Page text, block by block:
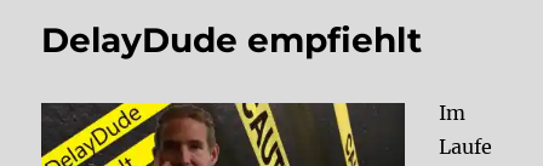
DelayDude empfiehlt
Im
Laufe